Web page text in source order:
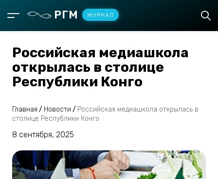
РГМ ЖУРНАЛ
Российская медиашкола
открылась в столице
Республики Конго
Главная / Новости / Российская медиашкола открылась в
столице Республики Конго
8 сентября, 2025